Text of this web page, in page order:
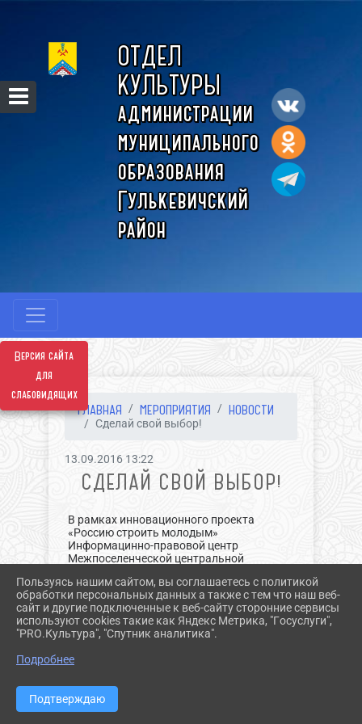
Версия сайта
для
слабовидящих
ОТДЕЛ
КУЛЬТУРЫ
администрации
муниципального
образования
Гулькевичский
район
ГЛАВНАЯ МЕРОПРИЯТИЯ НОВОСТИ
Сделай свой выбор!
13.09.2016 13:22
СДЕЛАЙ СВОЙ ВЫБОР!
В рамках инновационного проекта
«Россию строить молодым»
Информацинно-правовой центр
Межпоселенческой центральной
мероприятий, посвященных правовой
культуре будущих избирателей.
«Будущее выбираем мы!», «Избирать и
избираться» под таким названием
школ и студентов Гулькевичского
Молодежь познакомилась с
избирательным законодательством,
Пользуясь нашим сайтом, вы соглашаетесь с политикой
обработки персональных данных а также с тем что наш веб-
сайт и другие подключенные к веб-сайту сторонние сервисы
используют cookies такие как Яндекс Метрика, "Госуслуги",
"PRO.Культура", "Спутник аналитика".
Подробнее
Подтверждаю